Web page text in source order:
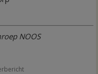
NOOS